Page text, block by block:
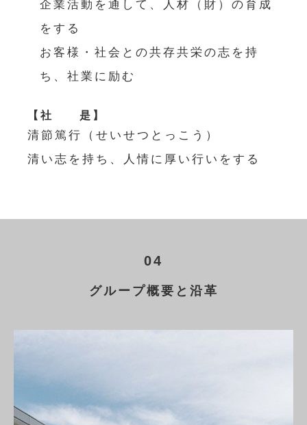
企業活動を通して、人材（財）の育成
をする
お客様・社会との共存共栄の志を持
ち、社業に励む
【社 是】
清節篤行（せいせつとっこう）
清い志を持ち、人情に厚い行いをする
04
グループ概要と沿革